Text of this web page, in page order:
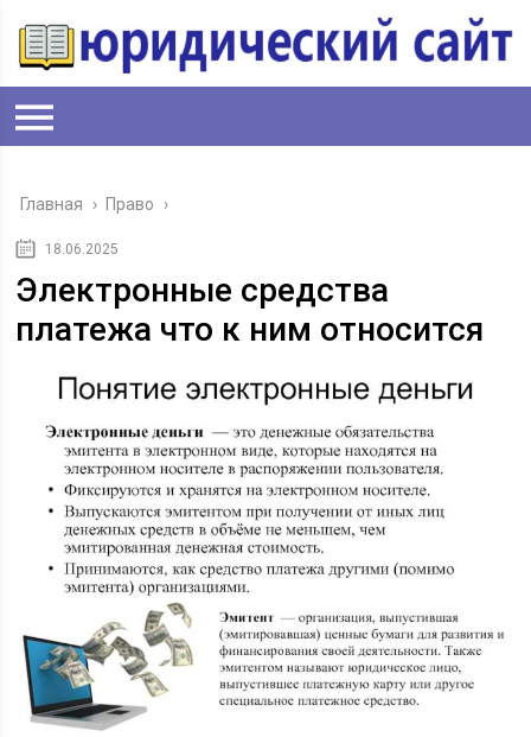
Главная › Право ›
18.06.2025
Электронные средства
платежа что к ним относится